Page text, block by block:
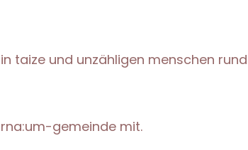
taize und unzähligen menschen
-gemeinde mit.